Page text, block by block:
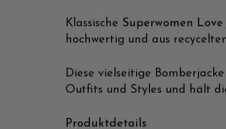
Klassische Superwomen
hochwertig und aus
Diese vielseitige
Outfits und Styles und hält
Produktdetails